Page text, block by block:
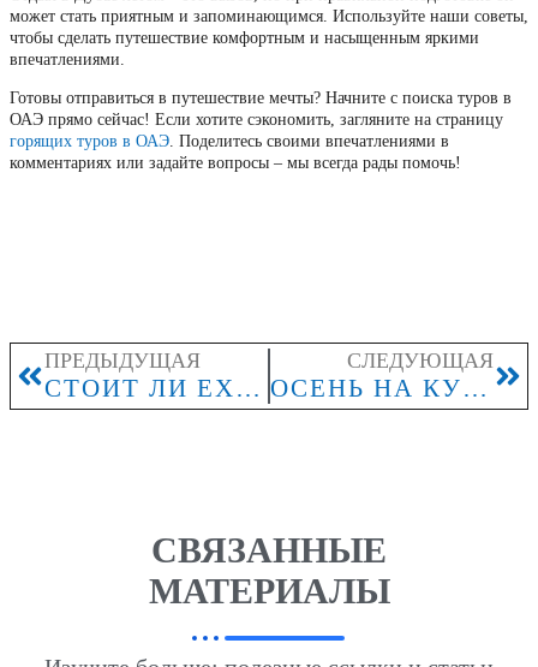
может стать приятным и запоминающимся. Используйте наши советы,
чтобы сделать путешествие комфортным и насыщенным яркими
впечатлениями.
Готовы отправиться в путешествие мечты? Начните с поиска туров в
ОАЭ прямо сейчас! Если хотите сэкономить, загляните на страницу
горящих туров в ОАЭ . Поделитесь своими впечатлениями в
комментариях или задайте вопросы – мы всегда рады помочь!
ПРЕДЫДУЩАЯ
СТОИТ ЛИ ЕХАТЬ В ЕГИПЕТ В ИЮЛЕ-АВГУСТЕ? ЧТО НУЖНО ЗНАТЬ?
СЛЕДУЮЩАЯ
ОСЕНЬ НА КУБЕ: ПОГОДА И ВЫГОДНЫЕ ТУРЫ
СВЯЗАННЫЕ
МАТЕРИАЛЫ